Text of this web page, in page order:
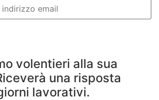
volentieri alla sua
una risposta
lavorativi.